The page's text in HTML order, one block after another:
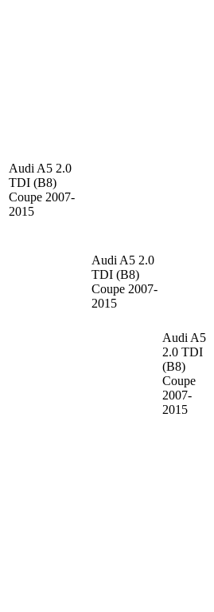
Audi A5 2.0
TDI (B8)
Coupe 2007-
2015
Audi A5 2.0
TDI (B8)
Coupe 2007-
2015
Audi A5
2.0 TDI
(B8)
Coupe
2007-
2015